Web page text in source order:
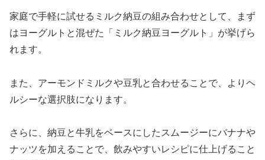
家庭で手軽に試せるミルク納豆の組み合わせとして、まず
はヨーグルトと混ぜた「ミルク納豆ヨーグルト」が挙げら
れます。
また、アーモンドミルクや豆乳と合わせることで、よりヘ
ルシーな選択肢になります。
さらに、納豆と牛乳をベースにしたスムージーにバナナや
ナッツを加えることで、飲みやすいレシピに仕上げること